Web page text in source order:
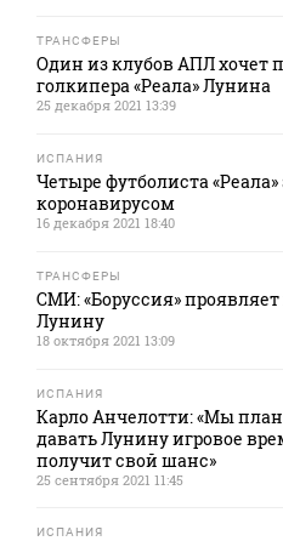
ТРАНСФЕРЫ
Один из клубов АПЛ хочет
голкипера «Реала» Лунина
25 декабря 2021 13:39
ИСПАНИЯ
Четыре футболиста
коронавирусом
16 декабря 2021 18:40
ТРАНСФЕРЫ
СМИ: «Боруссия» проявляет
Лунину
18 октября 2021 13:09
ИСПАНИЯ
Карло Анчелотти: «Мы
давать Лунину игровое
получит свой шанс»
25 сентября 2021 11:45
ИСПАНИЯ